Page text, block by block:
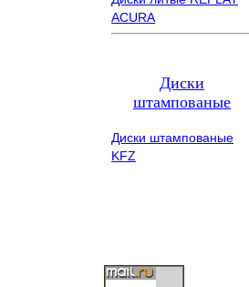
ACURA
Диски
штампованые
Диски штампованые
KFZ